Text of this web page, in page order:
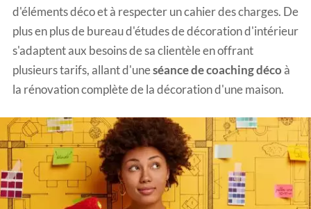
d'éléments déco et à respecter un cahier des charges. De
plus en plus de bureau d'études de décoration d'intérieur
s'adaptent aux besoins de sa clientèle en offrant
plusieurs tarifs, allant d'uneséance de coaching déco à
la rénovation complète de la décoration d'une maison.